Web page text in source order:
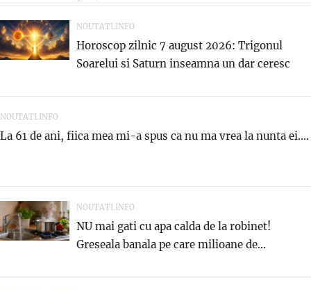
NOUTATI.INFO
Horoscop zilnic 7 august 2026: Trigonul
Soarelui si Saturn inseamna un dar ceresc
NOUTATI.INFO
La 61 de ani, fiica mea mi-a spus ca nu ma vrea la nunta ei....
NOUTATI.INFO
NU mai gati cu apa calda de la robinet!
Greseala banala pe care milioane de...